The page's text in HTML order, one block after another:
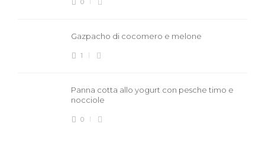
Gazpacho di cocomero e melone
1
Panna cotta allo yogurt con pesche timo e
nocciole
0